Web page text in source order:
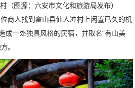
（图源：六安市文化和旅游局发布）
商人找到霍山县仙人冲村上闲置已久的机
成一处独具风格的民宿，并取名“有山美
。